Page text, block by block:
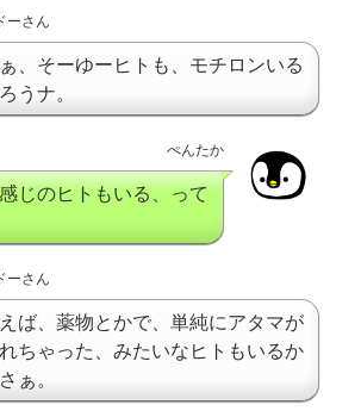
ーさん
、そーゆーヒトも、モチロンいる
うナ。
ぺんたか
じのヒトもいる、って
ーさん
ば、薬物とかで、単純にアタマが
ちゃった、みたいなヒトもいるか
ぁ。